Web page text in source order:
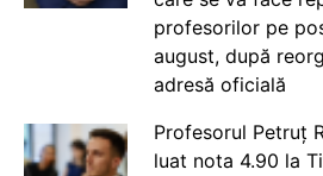
profesorilor pe
august, după
adresă oficială
Profesorul Petruț
luat nota 4.90 la